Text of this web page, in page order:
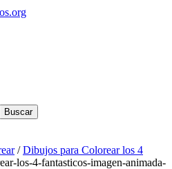
Buscar
/Dibujos para Colorear los 4
los-4-fantasticos-imagen-animada-